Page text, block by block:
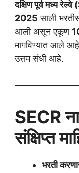
दक्षिण पूर्व मध्य
2025 साली
आली असून एकूण
मागविण्यात आले
उत्तम संधी आहे.
SECR
संक्षिप्त
भरती